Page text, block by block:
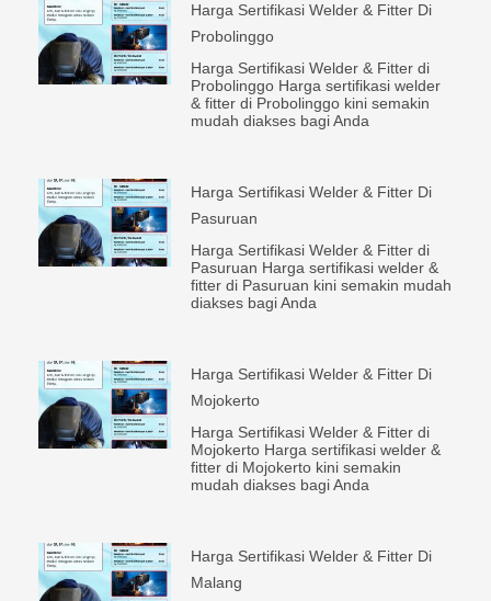
Harga Sertifikasi Welder & Fitter Di
Probolinggo
Harga Sertifikasi Welder & Fitter di
Probolinggo Harga sertifikasi welder
& fitter di Probolinggo kini semakin
mudah diakses bagi Anda
Harga Sertifikasi Welder & Fitter Di
Pasuruan
Harga Sertifikasi Welder & Fitter di
Pasuruan Harga sertifikasi welder &
fitter di Pasuruan kini semakin mudah
diakses bagi Anda
Harga Sertifikasi Welder & Fitter Di
Mojokerto
Harga Sertifikasi Welder & Fitter di
Mojokerto Harga sertifikasi welder &
fitter di Mojokerto kini semakin
mudah diakses bagi Anda
Harga Sertifikasi Welder & Fitter Di
Malang